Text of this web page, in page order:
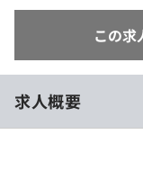
この求
求人概要